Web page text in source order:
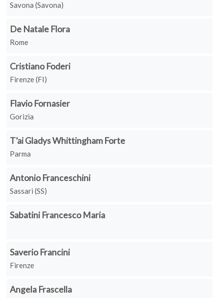
Savona (Savona)
De Natale Flora
Rome
Cristiano Foderi
Firenze (FI)
Flavio Fornasier
Gorizia
T’ai Gladys Whittingham Forte
Parma
Antonio Franceschini
Sassari (SS)
Sabatini Francesco Maria
Saverio Francini
Firenze
Angela Frascella